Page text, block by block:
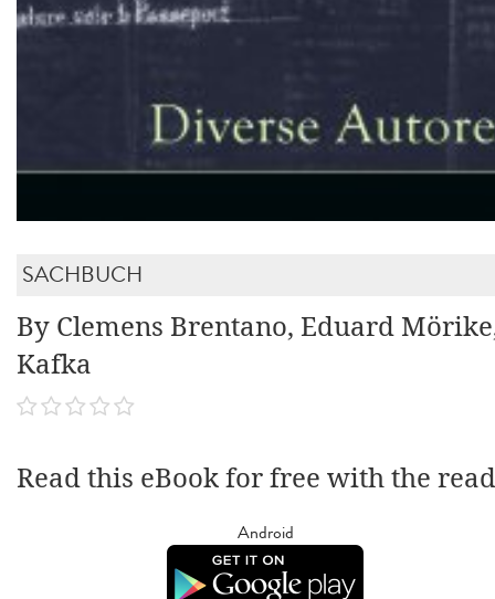
SACHBUCH
By Clemens Brentano, Eduard
Kafka
Read this eBook for free with the
Android